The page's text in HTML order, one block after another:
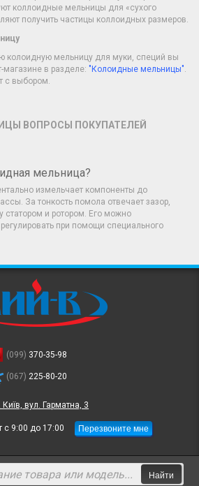
коллоидные мельницы для «сухого
получить частицы коллоидных размеров.
колоидную мельницу для муки, специй вы
в разделе: "Колоидные мельницы".
с выбором.
ВОПРОСЫ ПОКУПАТЕЛЕЙ
мельница?
измельчает компоненты до
За тонкость помола отвечает зазор,
статором и ротором. Его можно
при помощи специального
(099) 370-35-98
(067) 225-80-20
вул. Гарматна, 3
с 9:00 до 17:00 Перезвоните мне
Найти